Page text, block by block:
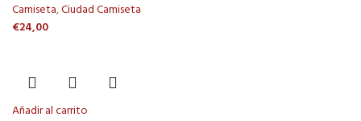
Camiseta,Ciudad Camiseta
€24,00
Añadir al carrito